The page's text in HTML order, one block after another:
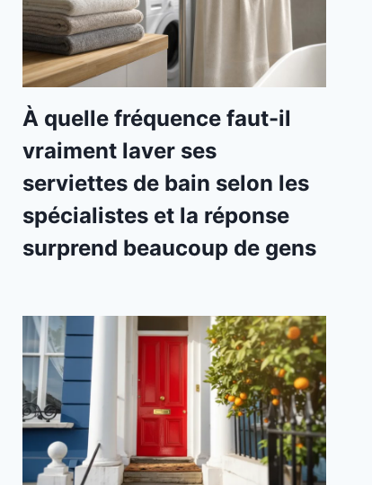
À quelle fréquence faut-il
vraiment laver ses
serviettes de bain selon les
spécialistes et la réponse
surprend beaucoup de gens